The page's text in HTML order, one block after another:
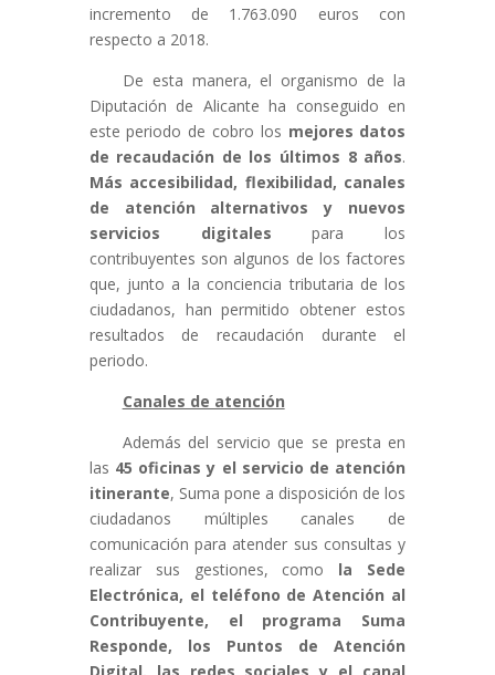
incremento de 1.763.090 euros con
respecto a 2018.
De esta manera, el organismo de la
Diputación de Alicante ha conseguido en
este periodo de cobro los mejores datos
de recaudación de los últimos 8 años.
Más accesibilidad, flexibilidad, canales
de atención alternativos y nuevos
servicios digitales para los
contribuyentes son algunos de los factores
que, junto a la conciencia tributaria de los
ciudadanos, han permitido obtener estos
resultados de recaudación durante el
periodo.
Canales de atención
Además del servicio que se presta en
las 45 oficinas y el servicio de atención
itinerante, Suma pone a disposición de los
ciudadanos múltiples canales de
comunicación para atender sus consultas y
realizar sus gestiones, como la Sede
Electrónica, el teléfono de Atención al
Contribuyente, el programa Suma
Responde, los Puntos de Atención